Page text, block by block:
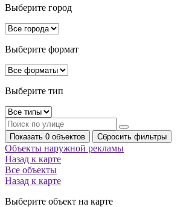
Выберите город
Выберите формат
Выберите тип
Показать 0 объектов Сбросить фильтры
Объекты наружной рекламы
Назад к карте
Все объекты
Назад к карте
Выберите объект на карте